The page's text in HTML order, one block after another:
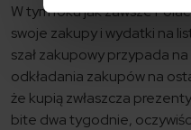
W tym roku jak zawsze
swoje zakupy i wydatki na
szał zakupowy przypada
odkładania zakupów na
że kupią zwłaszcza
bite dwa tygodnie,